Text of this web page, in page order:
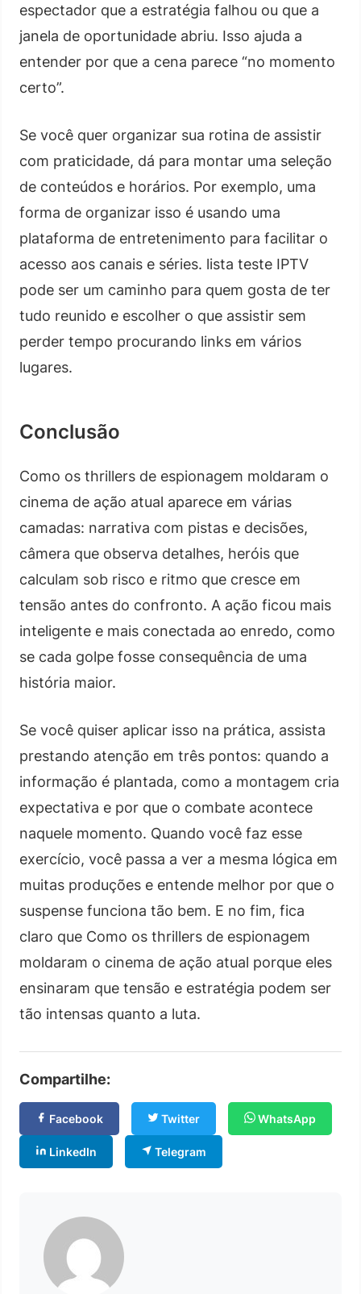
espectador que a estratégia falhou ou que a
janela de oportunidade abriu. Isso ajuda a
entender por que a cena parece “no momento
certo”.
Se você quer organizar sua rotina de assistir
com praticidade, dá para montar uma seleção
de conteúdos e horários. Por exemplo, uma
forma de organizar isso é usando uma
plataforma de entretenimento para facilitar o
acesso aos canais e séries. lista teste IPTV
pode ser um caminho para quem gosta de ter
tudo reunido e escolher o que assistir sem
perder tempo procurando links em vários
lugares.
Conclusão
Como os thrillers de espionagem moldaram o
cinema de ação atual aparece em várias
camadas: narrativa com pistas e decisões,
câmera que observa detalhes, heróis que
calculam sob risco e ritmo que cresce em
tensão antes do confronto. A ação ficou mais
inteligente e mais conectada ao enredo, como
se cada golpe fosse consequência de uma
história maior.
Se você quiser aplicar isso na prática, assista
prestando atenção em três pontos: quando a
informação é plantada, como a montagem cria
expectativa e por que o combate acontece
naquele momento. Quando você faz esse
exercício, você passa a ver a mesma lógica em
muitas produções e entende melhor por que o
suspense funciona tão bem. E no fim, fica
claro que Como os thrillers de espionagem
moldaram o cinema de ação atual porque eles
ensinaram que tensão e estratégia podem ser
tão intensas quanto a luta.
Compartilhe:
Facebook Twitter WhatsApp
LinkedIn Telegram